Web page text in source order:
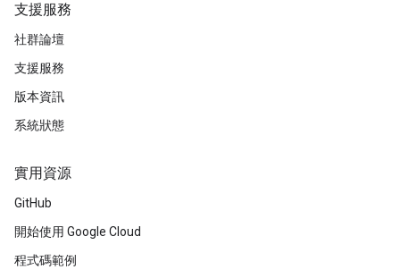
支援服務
社群論壇
支援服務
版本資訊
系統狀態
實用資源
GitHub
開始使用 Google Cloud
程式碼範例